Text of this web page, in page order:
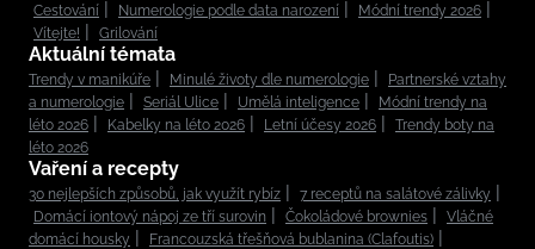
Cestování
Numerologie podle data narození
Módní trendy 2026
Vítejte!
Grilování
Aktuální témata
Trendy v manikúře Minulé životy dle numerologie
Partnerské vztahy
a numerologie
Seriál Ulice Umělá inteligence
Módní trendy na
léto 2026
Kabelky na léto 2026 Letní účesy 2026
Trendy boty na
léto 2026
Vaření a recepty
30 nejlepších způsobů, jak využít rybíz
7 receptů na salátové zálivky
Domácí iontový nápoj ze tří surovin
Čokoládové brownies
Vláčné
domácí housky
Francouzská třešňová bublanina (Clafoutis)